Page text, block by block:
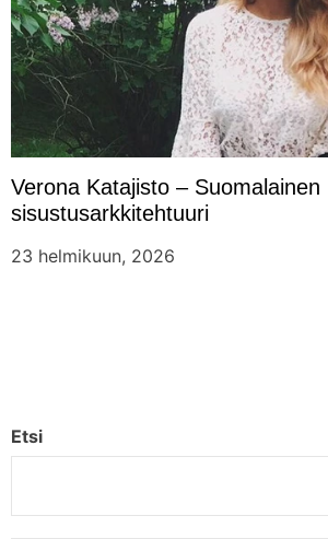
Verona Katajisto – Suomalainen
sisustusarkkitehtuuri
23 helmikuun, 2026
Etsi